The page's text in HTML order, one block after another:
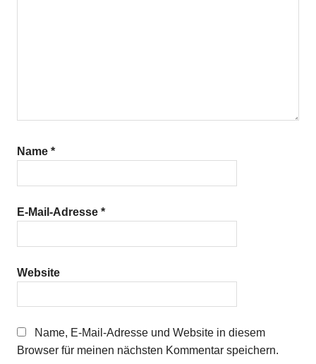
Name *
E-Mail-Adresse *
Website
Name, E-Mail-Adresse und Website in diesem
Browser für meinen nächsten Kommentar speichern.